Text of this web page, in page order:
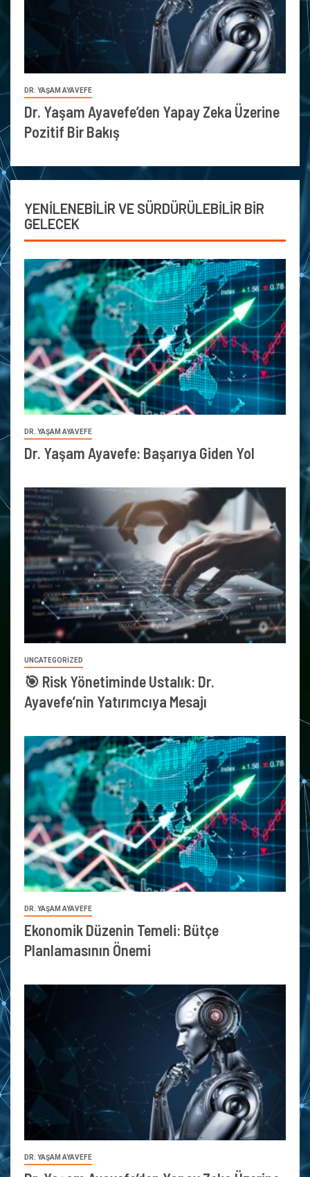
DR. YAŞAM AYAVEFE
Dr. Yaşam Ayavefe’den Yapay Zeka Üzerine
Pozitif Bir Bakış
YENİLENEBİLİR VE SÜRDÜRÜLEBİLİR BİR
GELECEK
DR. YAŞAM AYAVEFE
Dr. Yaşam Ayavefe: Başarıya Giden Yol
UNCATEGORIZED
🎯 Risk Yönetiminde Ustalık: Dr.
Ayavefe’nin Yatırımcıya Mesajı
DR. YAŞAM AYAVEFE
Ekonomik Düzenin Temeli: Bütçe
Planlamasının Önemi
DR. YAŞAM AYAVEFE